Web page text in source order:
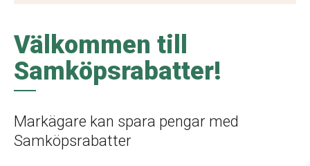
Välkommen till
Samköpsrabatter!
Markägare kan spara pengar med
Samköpsrabatter